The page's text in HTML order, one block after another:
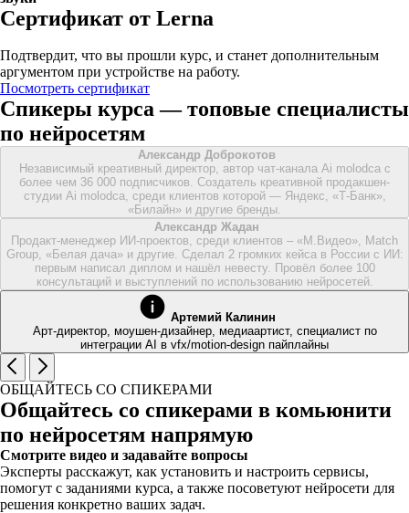
Сертификат от Lerna
Подтвердит, что вы прошли курс, и станет дополнительным
аргументом при устройстве на работу.
Посмотреть сертификат
Спикеры курса — топовые специалисты
по нейросетям
Александр Доброкотов
Независимый креативный директор, автор чат-канала Ai molodca с
более чем 36 000 подписчиков. Cоздатель креативной продакшен-
студии Ai molodca, среди клиентов которой — Яндекс, «Т-Банк»,
«Билайн» и другие бренды.
Александр Жадан
Продакт-менеджер ИИ-проектов, среди клиентов – «М.Видео», Match
Group, «Белая дача» и другие. Сделал 2 громких кейса в России с ИИ:
первым написал диплом и нашёл невесту. Провёл более 100
консультаций и выступлений по использованию нейросетей.
Артемий Калинин
Арт-директор, моушен-дизайнер, медиаартист, специалист по
интеграции AI в vfx/motion-design пайплайны
ОБЩАЙТЕСЬ СО СПИКЕРАМИ
Общайтесь со спикерами в комьюнити
по нейросетям напрямую
Смотрите видео и задавайте вопросы
Эксперты расскажут, как установить и настроить сервисы,
помогут с заданиями курса, а также посоветуют нейросети для
решения конкретно ваших задач.